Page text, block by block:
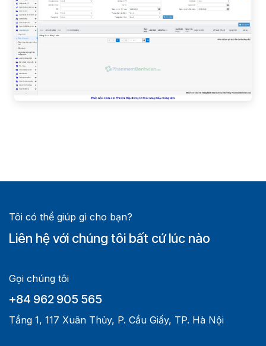
Tôi có thể giúp gì cho bạn?
Liên hệ với chúng tôi bất cứ lúc nào
Gọi chúng tôi
+84 962 905 565
Tầng 1, 117 Xuân Thủy, P. Cầu Giấy, TP. Hà Nội